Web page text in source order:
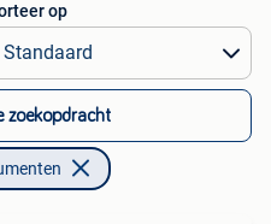
op
zoekopdracht